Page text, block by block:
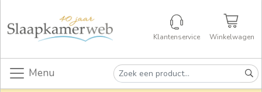
Klantenservice Winkelwagen
Menu